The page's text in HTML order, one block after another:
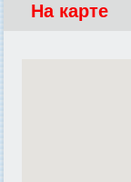
На карте